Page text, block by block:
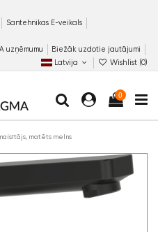
Santehnikas E-veikals
uzņēmumu
Biežāk uzdotie jautājumi
Latvija
Wishlist (0)
0
matēts melns